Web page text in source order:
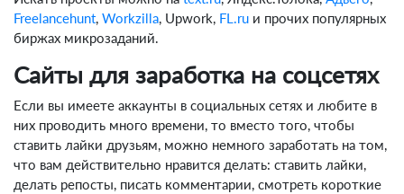
Freelancehunt, Workzilla, Upwork, FL.ru и прочих популярных
биржах микрозаданий.
Сайты для заработка на соцсетях
Если вы имеете аккаунты в социальных сетях и любите в
них проводить много времени, то вместо того, чтобы
ставить лайки друзьям, можно немного заработать на том,
что вам действительно нравится делать: ставить лайки,
делать репосты, писать комментарии, смотреть короткие